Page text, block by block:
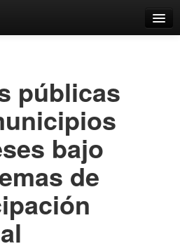
públicas
bajo
de